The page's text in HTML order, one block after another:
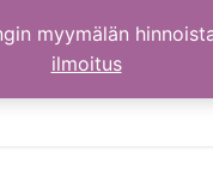
myymälän
ilmoitus